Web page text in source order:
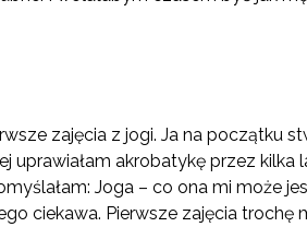
zajęcia z jogi. Ja na początku
uprawiałam akrobatykę przez kilka
Joga – co ona mi może
ciekawa. Pierwsze zajęcia trochę